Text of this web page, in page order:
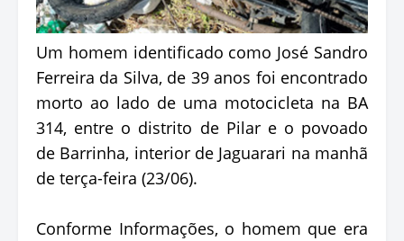
Um homem identificado como José Sandro
Ferreira da Silva, de 39 anos foi encontrado
morto ao lado de uma motocicleta na BA
314, entre o distrito de Pilar e o povoado
de Barrinha, interior de Jaguarari na manhã
de terça-feira (23/06).
Conforme Informações, o homem que era